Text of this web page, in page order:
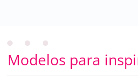
Modelos para